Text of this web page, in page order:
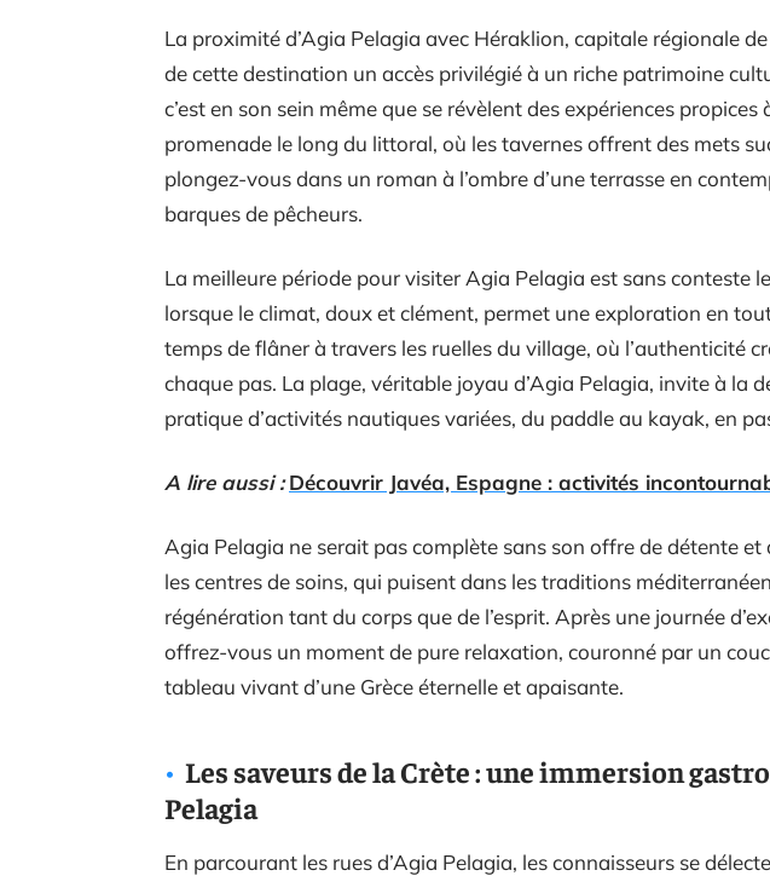
La proximité d’Agia Pelagia avec Héraklion, capitale régionale
de cette destination un accès privilégié à un riche patrimoine
c’est en son sein même que se révèlent des expériences propices
promenade le long du littoral, où les tavernes offrent des mets
plongez-vous dans un roman à l’ombre d’une terrasse en
barques de pêcheurs.
La meilleure période pour visiter Agia Pelagia est sans conteste
lorsque le climat, doux et clément, permet une exploration en
temps de flâner à travers les ruelles du village, où l’authenticité
chaque pas. La plage, véritable joyau d’Agia Pelagia, invite à la
pratique d’activités nautiques variées, du paddle au kayak, en
A lire aussi : Découvrir Javéa, Espagne : activités
Agia Pelagia ne serait pas complète sans son offre de détente et
les centres de soins, qui puisent dans les traditions
régénération tant du corps que de l’esprit. Après une journée
offrez-vous un moment de pure relaxation, couronné par un
tableau vivant d’une Grèce éternelle et apaisante.
Les saveurs de la Crète : une immersion
Pelagia
En parcourant les rues d’Agia Pelagia, les connaisseurs se